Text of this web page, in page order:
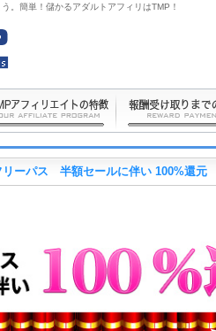
。簡単！儲かるアダルトアフィリはTMP！
リーパス 半額セールに伴い 100%還元